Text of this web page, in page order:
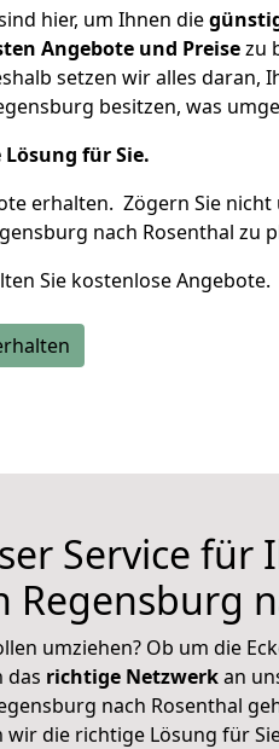
hier, um Ihnen die
Angebote und Preisezu
setzen wir alles daran,
besitzen, was
für Sie.
erhalten. Zögern Sie nicht
nach Rosenthal zu
Sie kostenlose Angebote.
Service für
Regensburg
umziehen? Ob um die
das richtige Netzwerkan
nach Rosenthal
wir die richtige Lösung für